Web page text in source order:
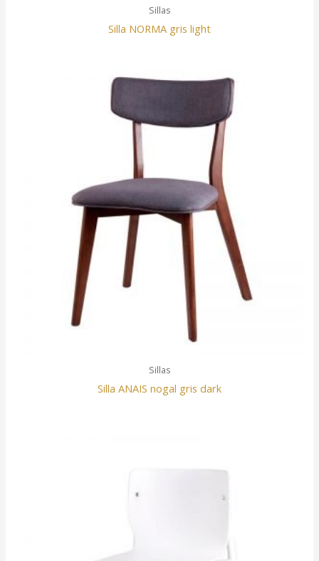
Sillas
Silla NORMA gris light
Sillas
Silla ANAIS nogal gris dark